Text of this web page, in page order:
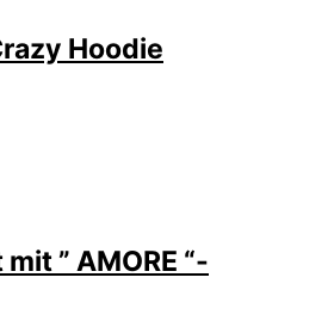
Hoodie
” AMORE “-